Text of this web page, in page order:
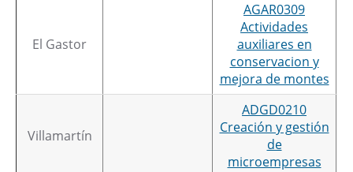
El Gastor
AGAR0309
Actividades
auxiliares en
conservacion y
mejora de montes
Villamartín
ADGD0210
Creación y gestión
de
microempresas